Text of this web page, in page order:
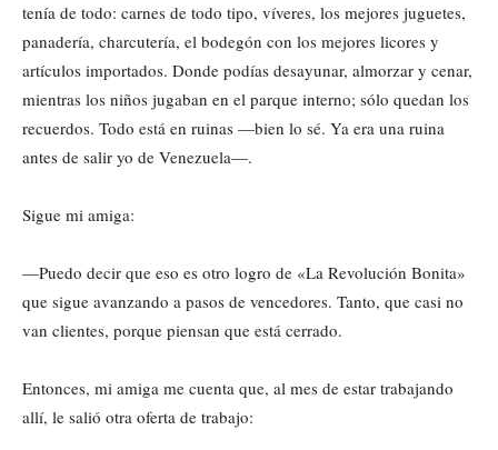
tenía de todo: carnes de todo tipo, víveres, los mejores juguetes,
panadería, charcutería, el bodegón con los mejores licores y
artículos importados. Donde podías desayunar, almorzar y cenar,
mientras los niños jugaban en el parque interno; sólo quedan los
recuerdos. Todo está en ruinas —bien lo sé. Ya era una ruina
antes de salir yo de Venezuela—.
Sigue mi amiga:
—Puedo decir que eso es otro logro de «La Revolución Bonita»
que sigue avanzando a pasos de vencedores. Tanto, que casi no
van clientes, porque piensan que está cerrado.
Entonces, mi amiga me cuenta que, al mes de estar trabajando
allí, le salió otra oferta de trabajo: